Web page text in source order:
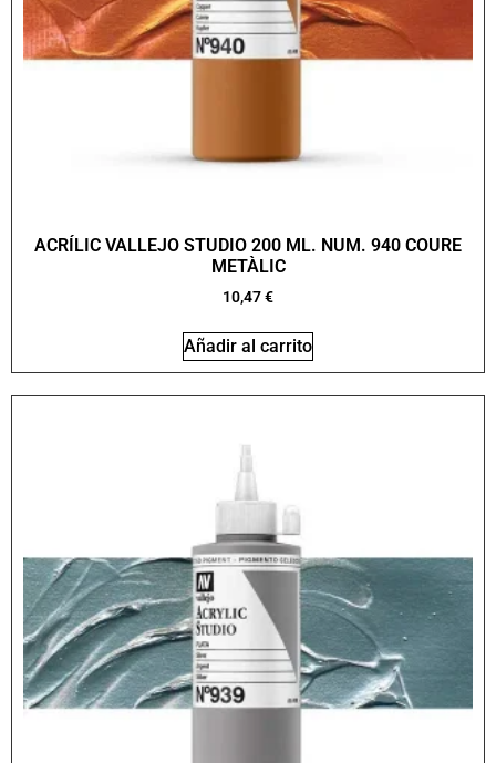
ACRÍLIC VALLEJO STUDIO 200 ML. NUM. 940 COURE
METÀLIC
10,47€
Añadir al carrito